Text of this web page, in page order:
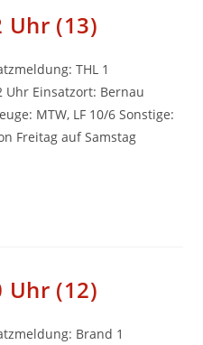
Uhr (13)
THL 1
Uhr Einsatzort: Bernau
MTW, LF 10/6 Sonstige:
Freitag auf Samstag
Uhr (12)
Brand 1